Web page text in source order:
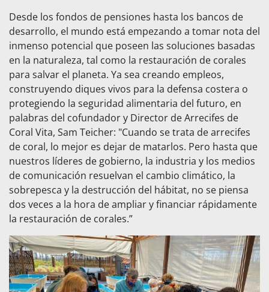
Desde los fondos de pensiones hasta los bancos de
desarrollo, el mundo está empezando a tomar nota del
inmenso potencial que poseen las soluciones basadas
en la naturaleza, tal como la restauración de corales
para salvar el planeta. Ya sea creando empleos,
construyendo diques vivos para la defensa costera o
protegiendo la seguridad alimentaria del futuro, en
palabras del cofundador y Director de Arrecifes de
Coral Vita, Sam Teicher: "Cuando se trata de arrecifes
de coral, lo mejor es dejar de matarlos. Pero hasta que
nuestros líderes de gobierno, la industria y los medios
de comunicación resuelvan el cambio climático, la
sobrepesca y la destrucción del hábitat, no se piensa
dos veces a la hora de ampliar y financiar rápidamente
la restauración de corales.”